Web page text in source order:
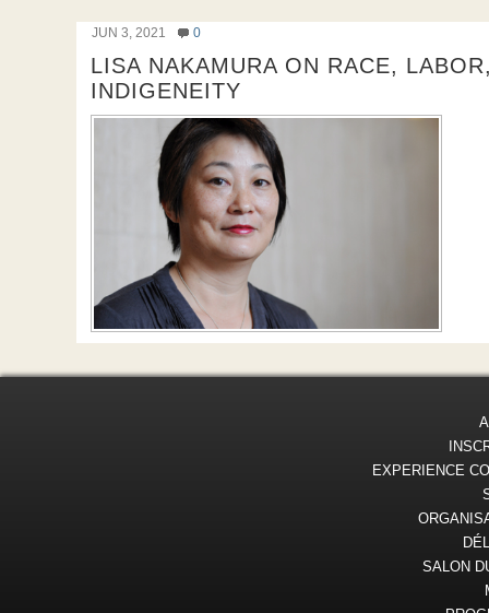
JUN 3, 2021 0
LISA NAKAMURA ON RACE,
INDIGENEITY
EXPERIENCE
SALON